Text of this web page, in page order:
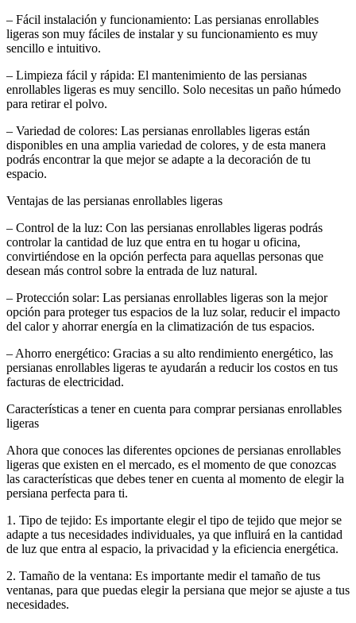
– Fácil instalación y funcionamiento: Las persianas enrollables
ligeras son muy fáciles de instalar y su funcionamiento es muy
sencillo e intuitivo.
– Limpieza fácil y rápida: El mantenimiento de las persianas
enrollables ligeras es muy sencillo. Solo necesitas un paño húmedo
para retirar el polvo.
– Variedad de colores: Las persianas enrollables ligeras están
disponibles en una amplia variedad de colores, y de esta manera
podrás encontrar la que mejor se adapte a la decoración de tu
espacio.
Ventajas de las persianas enrollables ligeras
– Control de la luz: Con las persianas enrollables ligeras podrás
controlar la cantidad de luz que entra en tu hogar u oficina,
convirtiéndose en la opción perfecta para aquellas personas que
desean más control sobre la entrada de luz natural.
– Protección solar: Las persianas enrollables ligeras son la mejor
opción para proteger tus espacios de la luz solar, reducir el impacto
del calor y ahorrar energía en la climatización de tus espacios.
– Ahorro energético: Gracias a su alto rendimiento energético, las
persianas enrollables ligeras te ayudarán a reducir los costos en tus
facturas de electricidad.
Características a tener en cuenta para comprar persianas enrollables
ligeras
Ahora que conoces las diferentes opciones de persianas enrollables
ligeras que existen en el mercado, es el momento de que conozcas
las características que debes tener en cuenta al momento de elegir la
persiana perfecta para ti.
1. Tipo de tejido: Es importante elegir el tipo de tejido que mejor se
adapte a tus necesidades individuales, ya que influirá en la cantidad
de luz que entra al espacio, la privacidad y la eficiencia energética.
2. Tamaño de la ventana: Es importante medir el tamaño de tus
ventanas, para que puedas elegir la persiana que mejor se ajuste a tus
necesidades.